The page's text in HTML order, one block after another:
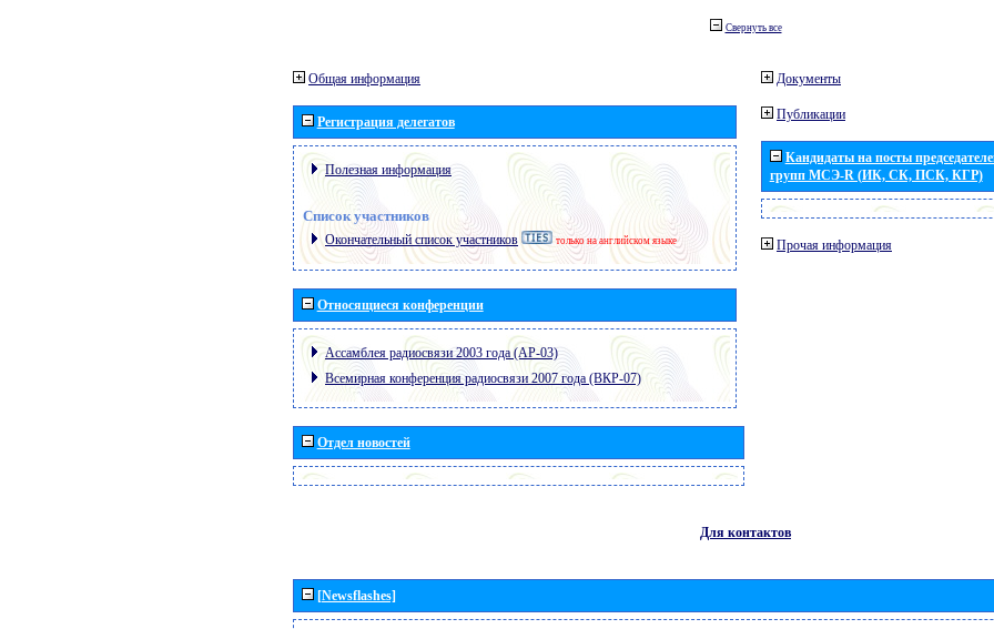
Свернуть все
Общая информация
Регистрация делегатов
Полезная информация
Список участников
Окончательный список участников только на английском языке
Относящиеся конференции
Ассамблея радиосвязи 2003 года (АР-03)
Всемирная конференция радиосвязи 2007 года (ВКР-07)
Отдел новостей
Документы
Публикации
Кандидаты на посты
групп МСЭ-R (ИК, СК, ПСК, КГР)
Прочая информация
Для контактов
[Newsflashes]